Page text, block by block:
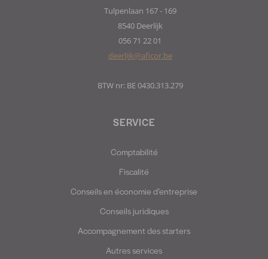
SERVICE
Comptabilité
Fiscalité
Conseils en économie d’entreprise
Conseils juridiques
Accompagnement des starters
Autres services
Tulpenlaan 167 - 169
8540 Deerlijk
056 71 22 01
deerlijk@aficor.be
BTW nr: BE 0430.313.279